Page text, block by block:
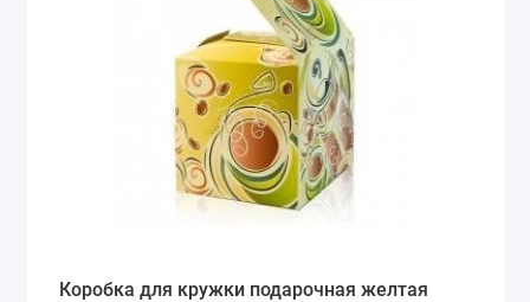
Коробка для кружки подарочная желтая